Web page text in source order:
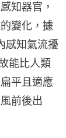
知器官，
變化，據
感知氣流擾
能比人類
平且適應
前後出